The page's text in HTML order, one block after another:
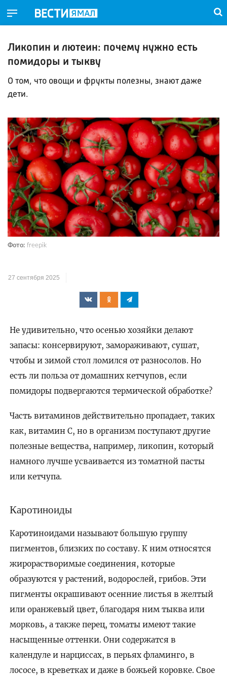
Ликопин и лютеин: почему нужно есть
помидоры и тыкву
О том, что овощи и фрукты полезны, знают даже
дети.
Фото: freepik
27 сентября 2025
Не удивительно, что осенью хозяйки делают
запасы: консервируют, замораживают, сушат,
чтобы и зимой стол ломился от разносолов. Но
есть ли польза от домашних кетчупов, если
помидоры подвергаются термической обработке?
Часть витаминов действительно пропадает, таких
как, витамин С, но в организм поступают другие
полезные вещества, например, ликопин, который
намного лучше усваивается из томатной пасты
или кетчупа.
Каротиноиды
Каротиноидами называют большую группу
пигментов, близких по составу. К ним относятся
жирорастворимые соединения, которые
образуются у растений, водорослей, грибов. Эти
пигменты окрашивают осенние листья в желтый
или оранжевый цвет, благодаря ним тыква или
морковь, а также перец, томаты имеют такие
насыщенные оттенки. Они содержатся в
календуле и нарциссах, в перьях фламинго, в
лососе, в креветках и даже в божьей коровке. Свое